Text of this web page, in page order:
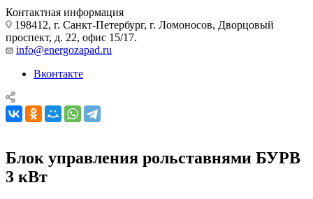
Контактная информация
198412, г. Санкт-Петербург, г. Ломоносов, Дворцовый
проспект, д. 22, офис 15/17.
info@energozapad.ru
Вконтакте
Блок управления рольставнями БУРВ
3 кВт